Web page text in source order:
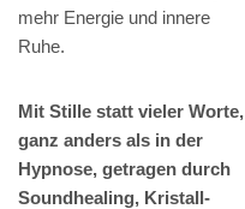
mehr Energie und innere
Ruhe.
Mit Stille statt vieler Worte,
ganz anders als in der
Hypnose, getragen durch
Soundhealing, Kristall-